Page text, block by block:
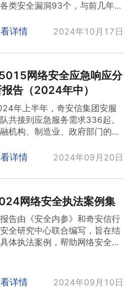
类安全漏洞93个，与前几年相
子每年人均可通过挖洞或参与
年的34674元增加了
正在稳步回升。
白帽人群比例持续增加。调研
示，近八成白帽子入行不足三
学生群体仍然是白帽人才最大
成部分。
子愿意通过技能证书证明自己
属“无证人员”，58.2%为“持证
证明自己的能力。
我管理能力较强。调研发现，
的白帽子属于“白帽学神”，
学习攻防技术时间超过50小
这些白帽子正处于高速成长阶
多“白帽大神”、“挖洞专家”们
详情 2024年10月17日
网络安全应急响应分
告（2024年中）
年上半年，奇安信集团安服
共接到应急服务需求336起。
机构、制造业、政府部门的业
主要目标。
基础设施建设和网络安全运营
15.3%的政企机构能够通过安
巡检提前发现问题，避免损失，
大多数政企机构只能在重大损
生之后，或被第三方机构通报
能发现安全问题；另一方面，
二分之一。
详情 2024年09月20日
网络安全执法案例集
告由《安全内参》和奇安信行
全研究中心联合编写，旨在结
体执法案例，帮助网络安全工
收录的全部案例，均来自《安
参》收集整理的2023年
详情 2024年09月10日